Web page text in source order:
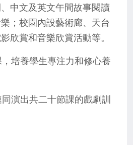
中文及英文午間故事閱讀
；校園內設藝術廊、天台
欣賞和音樂欣賞活動等。
培養學生專注力和修心養
演出共二十節課的戲劇訓